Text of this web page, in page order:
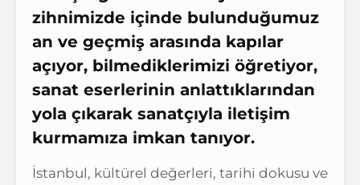
zihnimizde içinde bulunduğumuz
an ve geçmiş arasında kapılar
açıyor, bilmediklerimizi öğretiyor,
sanat eserlerinin anlattıklarından
yola çıkarak sanatçıyla iletişim
kurmamıza imkan tanıyor.
İstanbul, kültürel değerleri, tarihi dokusu ve